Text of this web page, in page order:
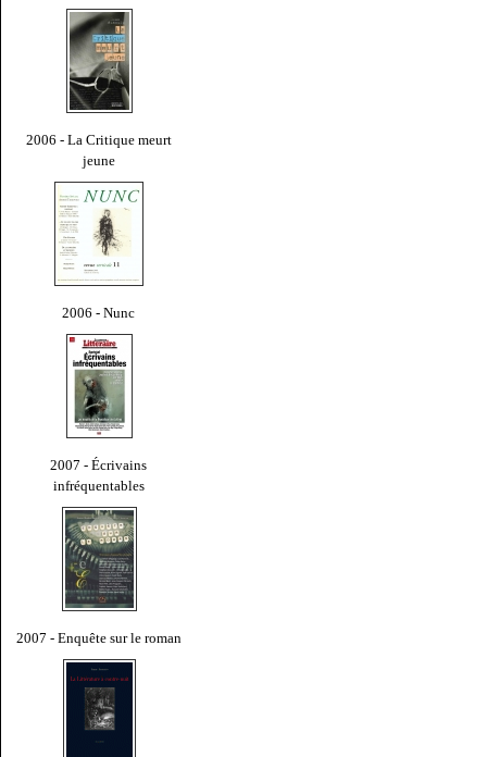
2006 - La Critique meurt
jeune
2006 - Nunc
2007 - Écrivains
infréquentables
2007 - Enquête sur le roman